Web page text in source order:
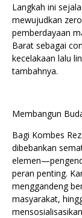
Langkah ini
mewujudkan
pemberdayaan
Barat sebagai
kecelakaan lalu
tambahnya.
Membangun
Bagi Kombes
dibebankan
peran penting.
menggandeng
masyarakat,